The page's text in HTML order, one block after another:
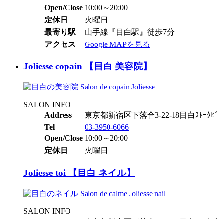
Open/Close 10:00～20:00
定休日
火曜日
最寄り駅
山手線『目白駅』徒歩7分
アクセス
Google MAPを見る
Joliesse copain 【目白 美容院】
SALON INFO
Address
東京都新宿区下落合3-22-18目白ｽﾄｰｸﾋ
Tel
03-3950-6066
Open/Close 10:00～20:00
定休日
火曜日
Joliesse toi 【目白 ネイル】
SALON INFO